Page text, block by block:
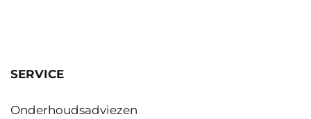
SERVICE
Onderhoudsadviezen